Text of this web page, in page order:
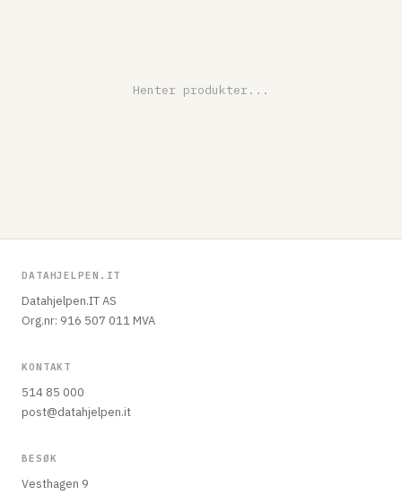
Henter produkter...
DATAHJELPEN.IT
Datahjelpen.IT AS
Org.nr: 916 507 011 MVA
KONTAKT
514 85 000
post@datahjelpen.it
BESØK
Vesthagen 9